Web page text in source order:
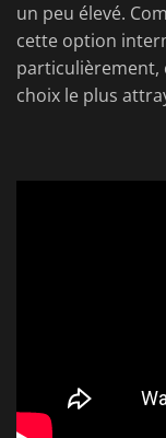
un peu élevé.
cette option
particulièrement,
choix le plus